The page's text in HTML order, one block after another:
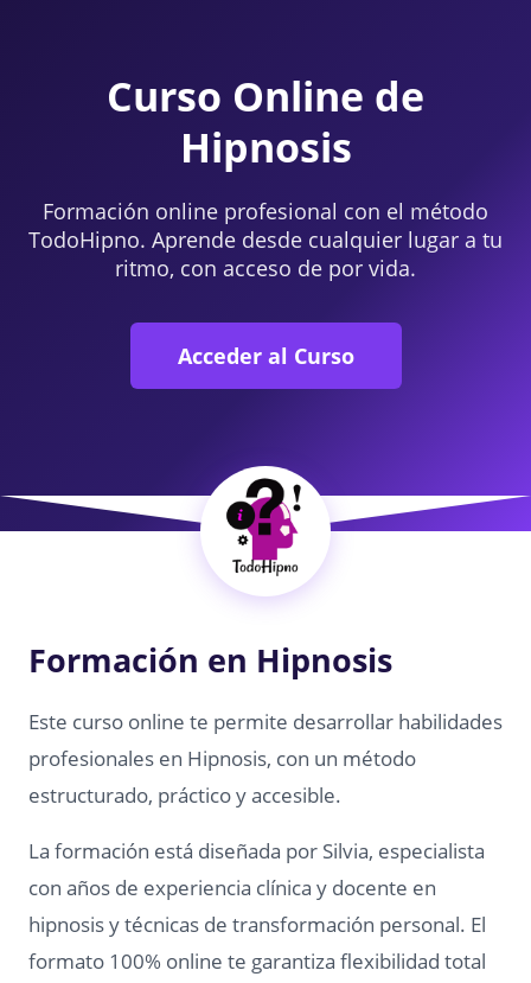
Curso Online de
Hipnosis
Formación online profesional con el método
TodoHipno. Aprende desde cualquier lugar a tu
ritmo, con acceso de por vida.
Acceder al Curso
Formación en Hipnosis
Este curso online te permite desarrollar habilidades
profesionales en Hipnosis, con un método
estructurado, práctico y accesible.
La formación está diseñada por Silvia, especialista
con años de experiencia clínica y docente en
hipnosis y técnicas de transformación personal. El
formato 100% online te garantiza flexibilidad total